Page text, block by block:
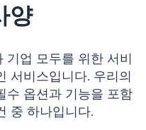
양
업 모두를 위한 서비
서비스입니다. 우리의
수 옵션과 기능을 포함
중 하나입니다.